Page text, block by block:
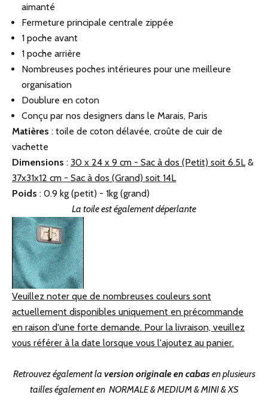
aimanté
Fermeture principale centrale zippée
1 poche avant
1 poche arrière
Nombreuses poches intérieures pour une meilleure
organisation
Doublure en coton
Conçu par nos designers dans le Marais, Paris
Matières : toile de coton délavée, croûte de cuir de
vachette
Dimensions : 30 x 24 x 9 cm - Sac à dos (Petit) soit 6.5L&
37x31x12 cm - Sac à dos (Grand) soit 14L
Poids : 0.9 kg (petit) - 1kg (grand)
La toile est également déperlante
Veuillez noter que de nombreuses couleurs sont
actuellement disponibles uniquement en précommande
en raison d'une forte demande. Pour la livraison, veuillez
vous référer à la date lorsque vous l'ajoutez au panier.
Retrouvez également la version originale en cabasen plusieurs
tailles également en NORMALE&MEDIUM &MINI&XS